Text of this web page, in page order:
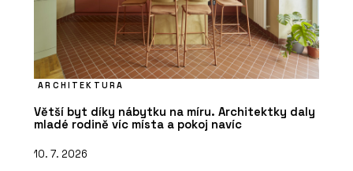
ČLÁNKY
Bytová věž na pobřeží Portugalska.
Její fasáda vychází z rytmu lodních
kontejnerů
ARCHITEKTURA
Větší byt díky nábytku na míru. Architektky daly
mladé rodině víc místa a pokoj navíc
10. 7. 2026